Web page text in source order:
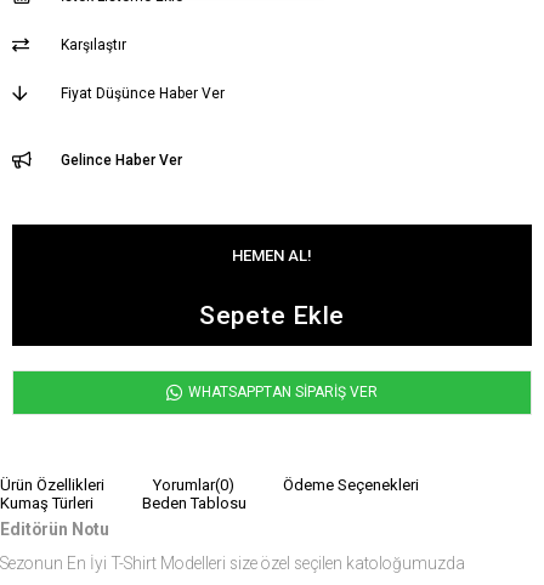
Karşılaştır
Fiyat Düşünce Haber Ver
Gelince Haber Ver
WHATSAPPTAN SİPARİŞ VER
Ürün Özellikleri Yorumlar(0)
Ödeme Seçenekleri
Kumaş Türleri
Beden Tablosu
Editörün Notu
Sezonun En İyi T-Shirt Modelleri size özel seçilen katoloğumuzda